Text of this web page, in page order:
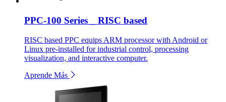
PPC-100 Series _ RISC based
RISC based PPC equips ARM processor with Android or
Linux pre-installed for industrial control, processing
visualization, and interactive computer.
Aprende Más